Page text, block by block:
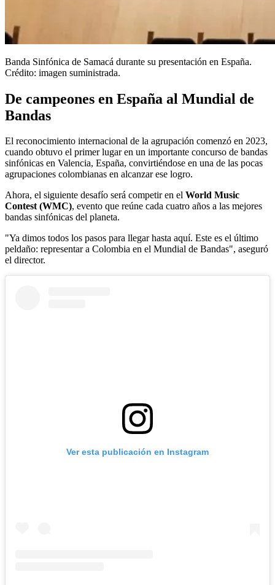
Banda Sinfónica de Samacá durante su presentación en España.
Crédito: imagen suministrada.
De campeones en España al Mundial de
Bandas
El reconocimiento internacional de la agrupación comenzó en 2023,
cuando obtuvo el primer lugar en un importante concurso de bandas
sinfónicas en Valencia, España, convirtiéndose en una de las pocas
agrupaciones colombianas en alcanzar ese logro.
Ahora, el siguiente desafío será competir en el World Music
Contest (WMC), evento que reúne cada cuatro años a las mejores
bandas sinfónicas del planeta.
"Ya dimos todos los pasos para llegar hasta aquí. Este es el último
peldaño: representar a Colombia en el Mundial de Bandas", aseguró
el director.
Ver esta publicación en Instagram